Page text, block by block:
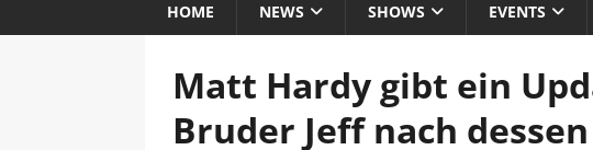
HOME NEWS SHOWS EVENTS
Matt Hardy gibt ein
Bruder Jeff nach